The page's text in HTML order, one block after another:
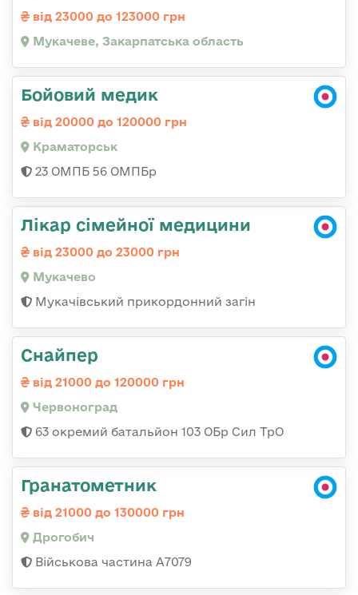
від 23000 до 123000 грн
Мукачеве, Закарпатська область
Бойовий медик
від 20000 до 120000 грн
Краматорськ
23 ОМПБ 56 ОМПБр
Лікар сімейної медицини
від 23000 до 23000 грн
Мукачево
Мукачівський прикордонний загін
Снайпер
від 21000 до 120000 грн
Червоноград
63 окремий батальйон 103 ОБр Сил ТрО
Гранатометник
від 21000 до 130000 грн
Дрогобич
Військова частина А7079